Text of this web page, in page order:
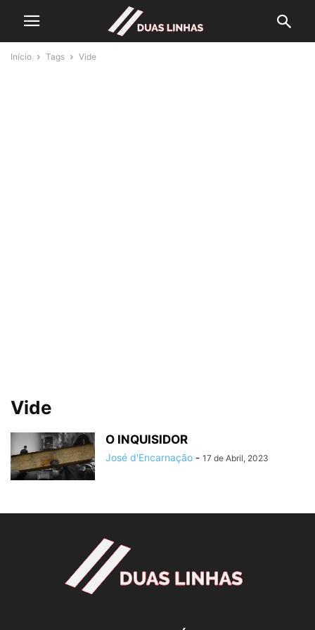
Início Tags Vide
Vide
O INQUISIDOR
José d'Encarnação - 17 de Abril, 2023